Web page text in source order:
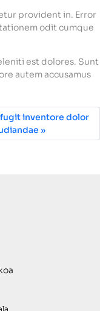
provident in. Error
odit cumque
est dolores. Sunt
autem accusamus
inventore dolor